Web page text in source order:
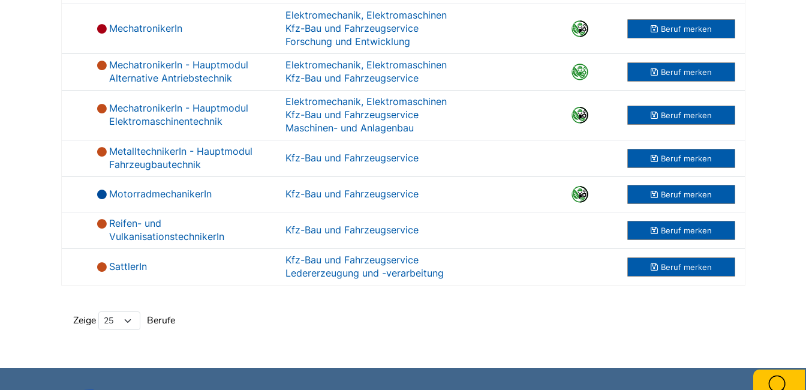
MechatronikerIn
Elektromechanik, Elektromaschinen
Kfz-Bau und Fahrzeugservice
Forschung und Entwicklung
Beruf merken
MechatronikerIn - Hauptmodul
Alternative Antriebstechnik
Elektromechanik, Elektromaschinen
Kfz-Bau und Fahrzeugservice
Beruf merken
MechatronikerIn - Hauptmodul
Elektromaschinentechnik
Elektromechanik, Elektromaschinen
Kfz-Bau und Fahrzeugservice
Maschinen- und Anlagenbau
Beruf merken
MetalltechnikerIn - Hauptmodul
Fahrzeugbautechnik
Kfz-Bau und Fahrzeugservice Beruf merken
MotorradmechanikerIn Kfz-Bau und Fahrzeugservice Beruf merken
Reifen- und
VulkanisationstechnikerIn
Kfz-Bau und Fahrzeugservice Beruf merken
SattlerIn
Kfz-Bau und Fahrzeugservice
Ledererzeugung und -verarbeitung
Beruf merken
Zeige Berufe